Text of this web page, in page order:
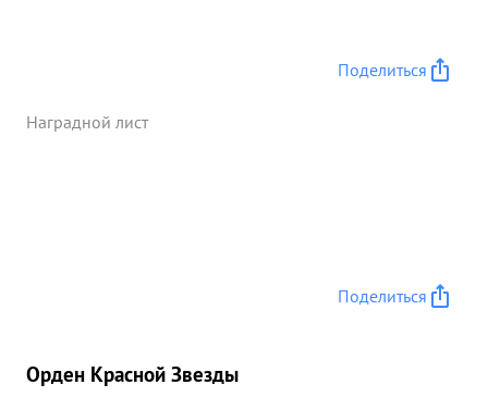
Поделиться
Наградной лист
Поделиться
Орден Красной Звезды